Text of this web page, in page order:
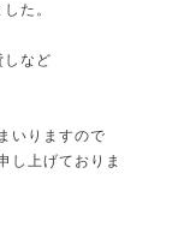
た。
しなど
いりますので
し上げておりま